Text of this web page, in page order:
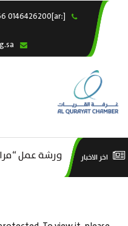
[:ar]966146426200+[:en]+966 0146426200[:] ×
اخر الاخبار
ورشة عمل